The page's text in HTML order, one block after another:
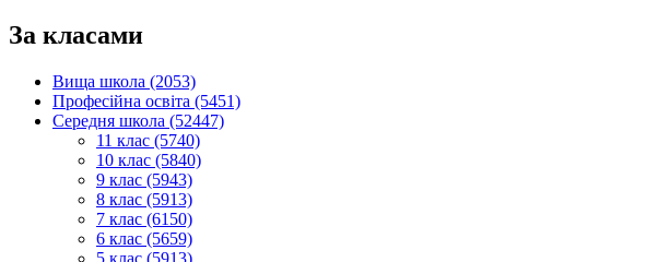
За класами
Вища школа (2053)
Професійна освіта (5451)
Середня школа (52447)
11 клас (5740)
10 клас (5840)
9 клас (5943)
8 клас (5913)
7 клас (6150)
6 клас (5659)